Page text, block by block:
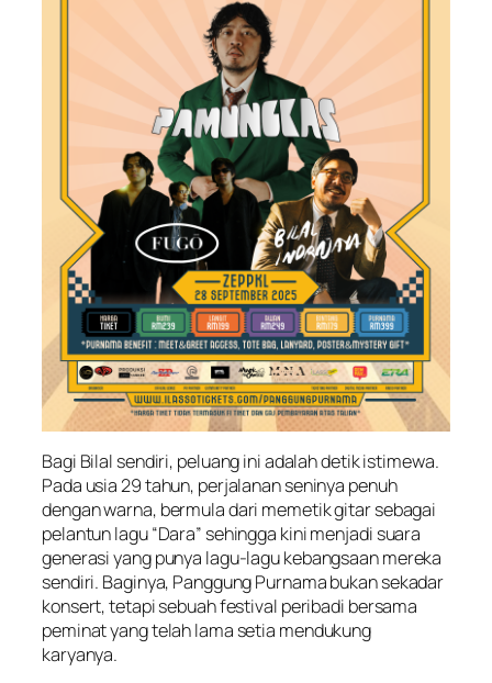
Bagi Bilal sendiri, peluang ini adalah detik istimewa.
Pada usia 29 tahun, perjalanan seninya penuh
dengan warna, bermula dari memetik gitar sebagai
pelantun lagu “Dara” sehingga kini menjadi suara
generasi yang punya lagu-lagu kebangsaan mereka
sendiri. Baginya, Panggung Purnama bukan sekadar
konsert, tetapi sebuah festival peribadi bersama
peminat yang telah lama setia mendukung
karyanya.